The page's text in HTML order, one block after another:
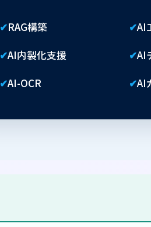
✔RAG構築 ✔AI
✔AI内製化支援 ✔AI
✔AI-OCR ✔AI